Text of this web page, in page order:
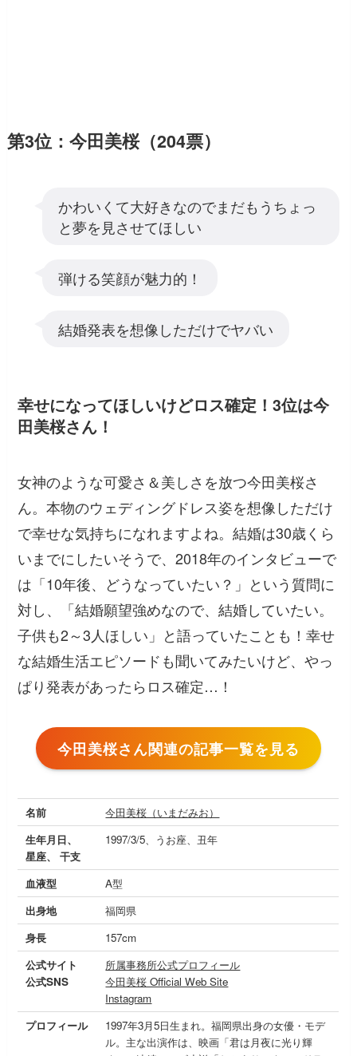
第3位：今田美桜（204票）
かわいくて大好きなのでまだもうちょっ
と夢を見させてほしい
弾ける笑顔が魅力的！
結婚発表を想像しただけでヤバい
幸せになってほしいけどロス確定！3位は今
田美桜さん！
女神のような可愛さ＆美しさを放つ今田美桜さ
ん。本物のウェディングドレス姿を想像しただけ
で幸せな気持ちになれますよね。結婚は30歳くら
いまでにしたいそうで、2018年のインタビューで
は「10年後、どうなっていたい？」という質問に
対し、「結婚願望強めなので、結婚していたい。
子供も2～3人ほしい」と語っていたことも！幸せ
な結婚生活エピソードも聞いてみたいけど、やっ
ぱり発表があったらロス確定…！
今田美桜さん関連の記事一覧を見る
名前
今田美桜（いまだみお）
生年月日、
星座、 干支
1997/3/5、うお座、丑年
血液型
A型
出身地
福岡県
身長
157cm
公式サイト
公式SNS
所属事務所公式プロフィール
今田美桜 Official Web Site
Instagram
プロフィール
1997年3月5日生まれ。福岡県出身の女優・モデ
ル。主な出演作は、映画「君は月夜に光り輝